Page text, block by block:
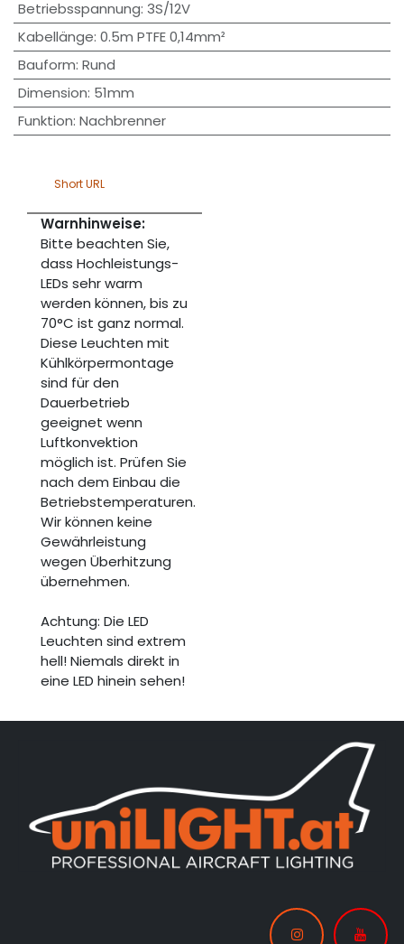
Betriebsspannung: 3S/12V
Kabellänge: 0.5m PTFE 0,14mm²
Bauform: Rund
Dimension: 51mm
Funktion: Nachbrenner
Short URL
Warnhinweise:
Bitte beachten Sie,
dass Hochleistungs-
LEDs sehr warm
werden können, bis zu
70°C ist ganz normal.
Diese Leuchten mit
Kühlkörpermontage
sind für den
Dauerbetrieb
geeignet wenn
Luftkonvektion
möglich ist. Prüfen Sie
nach dem Einbau die
Betriebstemperaturen.
Wir können keine
Gewährleistung
wegen Überhitzung
übernehmen.
Achtung: Die LED
Leuchten sind extrem
hell! Niemals direkt in
eine LED hinein sehen!